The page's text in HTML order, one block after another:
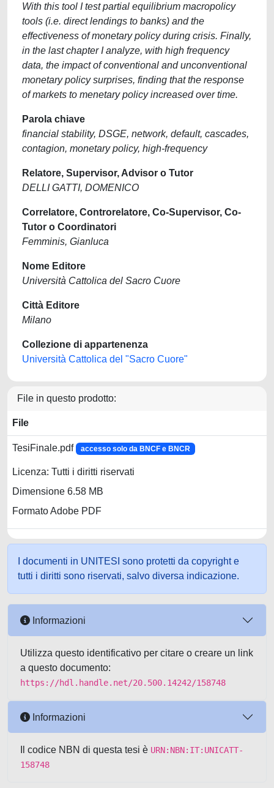
With this tool I test partial equilibrium macropolicy
tools (i.e. direct lendings to banks) and the
effectiveness of monetary policy during crisis. Finally,
in the last chapter I analyze, with high frequency
data, the impact of conventional and unconventional
monetary policy surprises, finding that the response
of markets to menetary policy increased over time.
Parola chiave
financial stability, DSGE, network, default, cascades,
contagion, monetary policy, high-frequency
Relatore, Supervisor, Advisor o Tutor
DELLI GATTI, DOMENICO
Correlatore, Controrelatore, Co-Supervisor, Co-
Tutor o Coordinatori
Femminis, Gianluca
Nome Editore
Università Cattolica del Sacro Cuore
Città Editore
Milano
Collezione di appartenenza
Università Cattolica del "Sacro Cuore"
File in questo prodotto:
File
TesiFinale.pdf accesso solo da BNCF e BNCR
Licenza: Tutti i diritti riservati
Dimensione 6.58 MB
Formato Adobe PDF
I documenti in UNITESI sono protetti da copyright e
tutti i diritti sono riservati, salvo diversa indicazione.
Informazioni
Utilizza questo identificativo per citare o creare un link
a questo documento:
https://hdl.handle.net/20.500.14242/158748
Informazioni
Il codice NBN di questa tesi è URN:NBN:IT:UNICATT-
158748